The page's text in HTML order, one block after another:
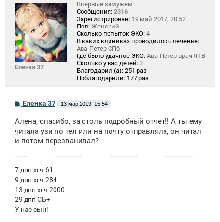
Еленка 37
Впервые замужем
Сообщения: 2316
Зарегистрирован: 19 май 2017, 20:52
Пол: Женский
Сколько попыток ЭКО: 4
В каких клиниках проводилось лечение:
Ава-Петер СПб
Где было удачное ЭКО: Ава-Петер врач ЯТВ
Сколько у вас детей: 3
Благодарил (а): 251 раз
Поблагодарили: 177 раз
С
б
щ
н
Еленка 37 13 мар 2019, 15:54
Алена, спасибо, за столь подробный отчет!! А ты ему
читала узи по тел или на почту отправляла, он читал
и потом перезванивал?
7 дпп хгч 61
9 дпп хгч 284
13 дпп хгч 2000
29 дпп СБ+
У нас сын!